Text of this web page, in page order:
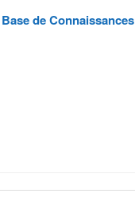
Base de Connaissances